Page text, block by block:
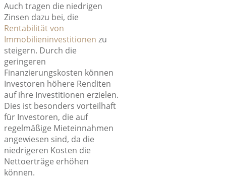
Auch tragen die niedrigen
Zinsen dazu bei, die
Rentabilität von
Immobilieninvestitionen zu
steigern. Durch die
geringeren
Finanzierungskosten können
Investoren höhere Renditen
auf ihre Investitionen erzielen.
Dies ist besonders vorteilhaft
für Investoren, die auf
regelmäßige Mieteinnahmen
angewiesen sind, da die
niedrigeren Kosten die
Nettoerträge erhöhen
können.